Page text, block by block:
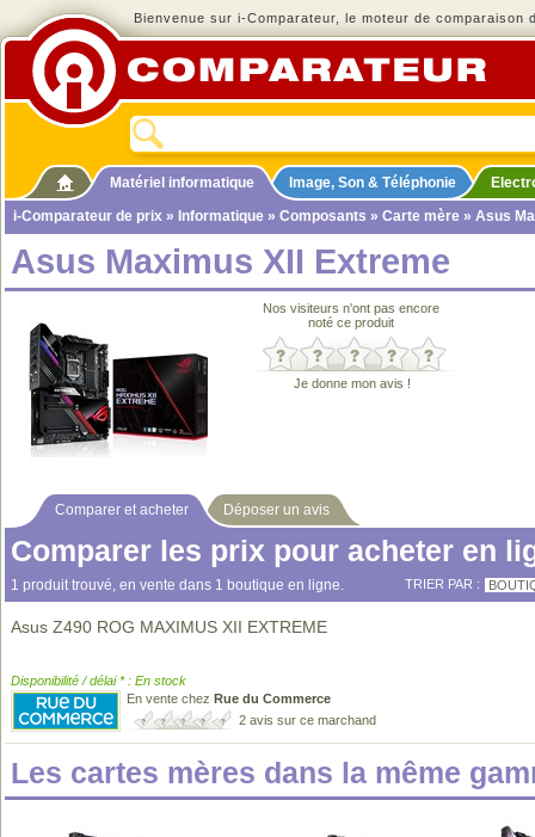
Bienvenue sur i-Comparateur, le moteur de comparaison
Matériel informatique Image, Son & Téléphonie
i-Comparateur de prix » Informatique » Composants » Carte mère » Asus
Asus Maximus XII Extreme
Nos visiteurs n'ont pas encore
noté ce produit
Je donne mon avis !
Comparer et acheter Déposer un avis
Comparer les prix pour acheter en
1 produit trouvé, en vente dans 1 boutique en ligne. TRIER PAR :
Asus Z490 ROG MAXIMUS XII EXTREME
Disponibilité / délai * : En stock
En vente chez Rue du Commerce
2 avis sur ce marchand
Les cartes mères dans la même